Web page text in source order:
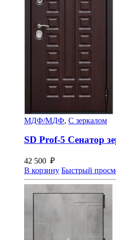
МДФ/МДФ, С зеркалом
SD Prof-5 Сенатор
42 500 ₽
В корзину Быстрый